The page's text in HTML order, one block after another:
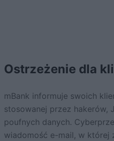
Ostrzeżenie dla
mBank informuje swoich
stosowanej przez hakerów,
poufnych danych.
wiadomość e-mail, w której